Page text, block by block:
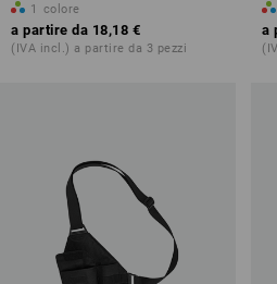
1 colore
a partire da 18,18 €
(IVA incl.) a partire da 3 pezzi
a